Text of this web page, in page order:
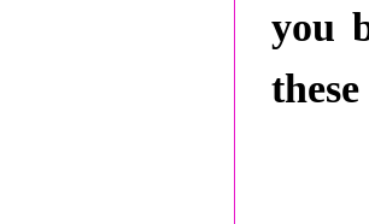
you